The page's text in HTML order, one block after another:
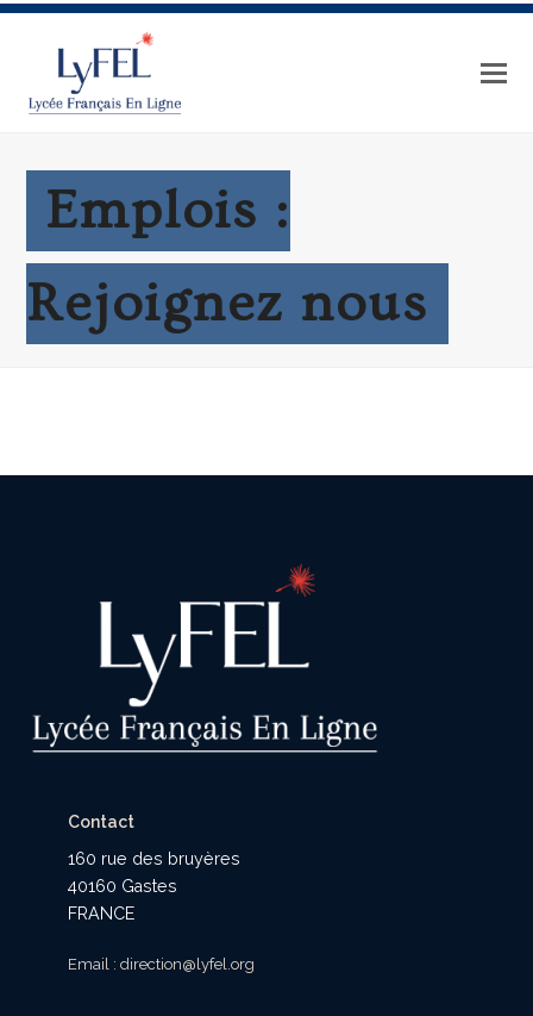
Emplois :
Rejoignez nous
Contact
160 rue des bruyères
40160 Gastes
FRANCE
Email : direction@lyfel.org